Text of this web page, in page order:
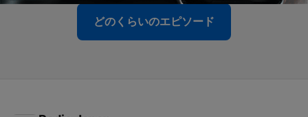
どのくらいのエピソード